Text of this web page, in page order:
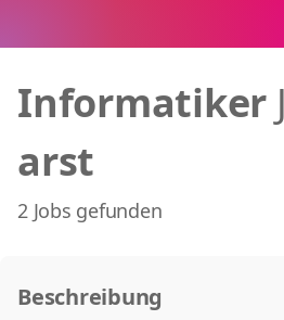
Informatiker
arst
2 Jobs gefunden
Beschreibung